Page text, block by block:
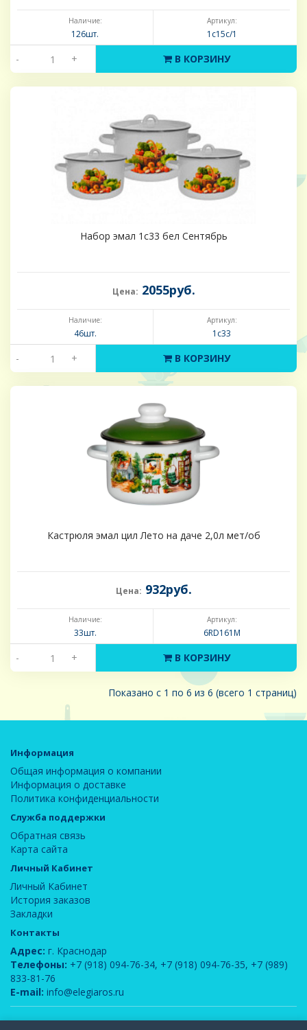
Наличие:
126шт.
Артикул:
1с15с/1
- + В КОРЗИНУ
Набор эмал 1с33 бел Сентябрь
Цена: 2055руб.
Наличие:
46шт.
Артикул:
1с33
- + В КОРЗИНУ
Кастрюля эмал цил Лето на даче 2,0л мет/об
Цена: 932руб.
Наличие:
33шт.
Артикул:
6RD161M
- + В КОРЗИНУ
Показано с 1 по 6 из 6 (всего 1 страниц)
Информация
Общая информация о компании
Информация о доставке
Политика конфиденциальности
Служба поддержки
Обратная связь
Карта сайта
Личный Кабинет
Личный Кабинет
История заказов
Закладки
Контакты
Адрес: г. Краснодар
Телефоны: +7 (918) 094-76-34, +7 (918) 094-76-35, +7 (989)
833-81-76
E-mail: info@elegiaros.ru